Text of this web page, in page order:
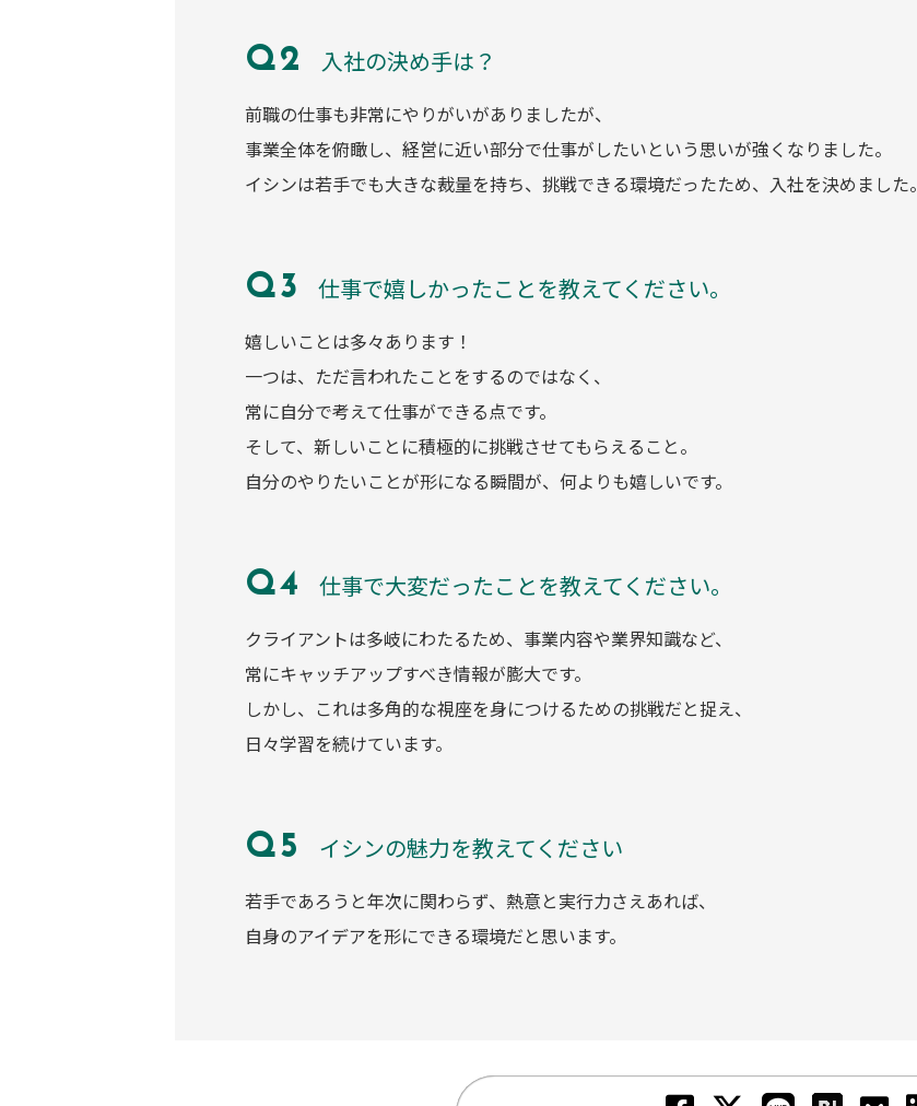
入社の決め手は？
前職の仕事も非常にやりがいがありましたが、
事業全体を俯瞰し、経営に近い部分で仕事がしたいという思いが強くなりました。
イシンは若手でも大きな裁量を持ち、挑戦できる環境だったため、入社を決めました。
仕事で嬉しかったことを教えてください。
嬉しいことは多々あります！
一つは、ただ言われたことをするのではなく、
常に自分で考えて仕事ができる点です。
そして、新しいことに積極的に挑戦させてもらえること。
自分のやりたいことが形になる瞬間が、何よりも嬉しいです。
仕事で大変だったことを教えてください。
クライアントは多岐にわたるため、事業内容や業界知識など、
常にキャッチアップすべき情報が膨大です。
しかし、これは多角的な視座を身につけるための挑戦だと捉え、
日々学習を続けています。
イシンの魅力を教えてください
若手であろうと年次に関わらず、熱意と実行力さえあれば、
自身のアイデアを形にできる環境だと思います。